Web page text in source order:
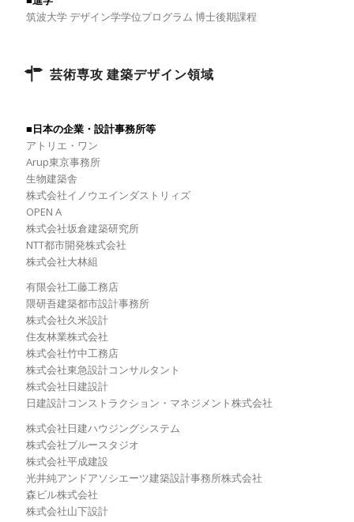
筑波大学 デザイン学学位プログラム 博士後期課程
芸術専攻 建築デザイン領域
■日本の企業・設計事務所等
アトリエ・ワン
Arup東京事務所
生物建築舎
株式会社イノウエインダストリィズ
OPEN A
株式会社坂倉建築研究所
NTT都市開発株式会社
株式会社大林組
有限会社工藤工務店
隈研吾建築都市設計事務所
株式会社久米設計
住友林業株式会社
株式会社竹中工務店
株式会社東急設計コンサルタント
株式会社日建設計
日建設計コンストラクション・マネジメント株式会社
株式会社日建ハウジングシステム
株式会社ブルースタジオ
株式会社平成建設
光井純アンドアソシエーツ建築設計事務所株式会社
森ビル株式会社
株式会社山下設計